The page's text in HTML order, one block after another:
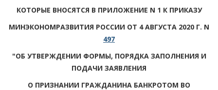
КОТОРЫЕ ВНОСЯТСЯ В ПРИЛОЖЕНИЕ N 1 К ПРИКАЗУ
МИНЭКОНОМРАЗВИТИЯ РОССИИ ОТ 4 АВГУСТА 2020 Г. N
497
"ОБ УТВЕРЖДЕНИИ ФОРМЫ, ПОРЯДКА ЗАПОЛНЕНИЯ И
ПОДАЧИ ЗАЯВЛЕНИЯ
О ПРИЗНАНИИ ГРАЖДАНИНА БАНКРОТОМ ВО